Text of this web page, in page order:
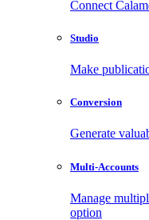
Connect
Studio
Make
Conversion
Generate
Multi-Accounts
Manage
option